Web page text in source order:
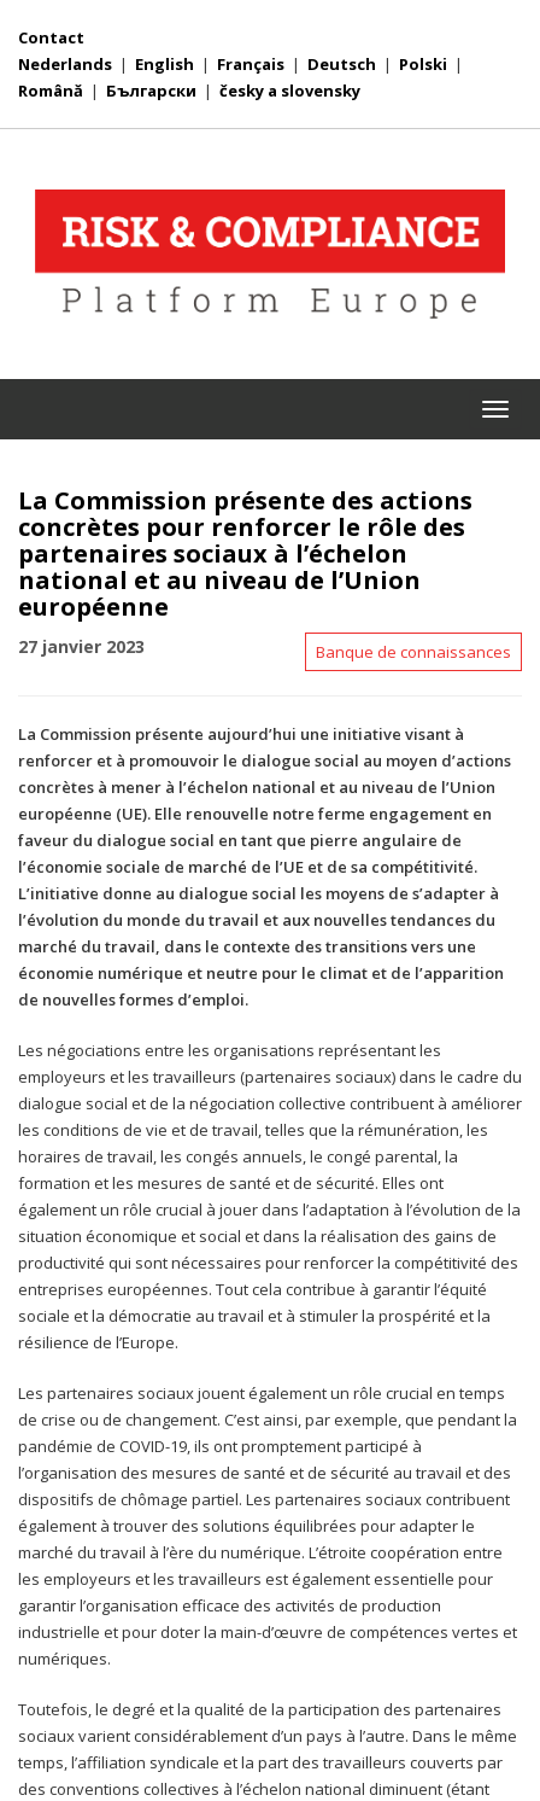
Contact
Nederlands | English | Français | Deutsch | Polski |
Română | Български | česky a slovensky
La Commission présente des actions
concrètes pour renforcer le rôle des
partenaires sociaux à l’échelon
national et au niveau de l’Union
européenne
27 janvier 2023 Banque de connaissances
La Commission présente aujourd’hui une initiative visant à
renforcer et à promouvoir le dialogue social au moyen d’actions
concrètes à mener à l’échelon national et au niveau de l’Union
européenne (UE). Elle renouvelle notre ferme engagement en
faveur du dialogue social en tant que pierre angulaire de
l’économie sociale de marché de l’UE et de sa compétitivité.
L’initiative donne au dialogue social les moyens de s’adapter à
l’évolution du monde du travail et aux nouvelles tendances du
marché du travail, dans le contexte des transitions vers une
économie numérique et neutre pour le climat et de l’apparition
de nouvelles formes d’emploi.
Les négociations entre les organisations représentant les
employeurs et les travailleurs (partenaires sociaux) dans le cadre du
dialogue social et de la négociation collective contribuent à améliorer
les conditions de vie et de travail, telles que la rémunération, les
horaires de travail, les congés annuels, le congé parental, la
formation et les mesures de santé et de sécurité. Elles ont
également un rôle crucial à jouer dans l’adaptation à l’évolution de la
situation économique et social et dans la réalisation des gains de
productivité qui sont nécessaires pour renforcer la compétitivité des
entreprises européennes. Tout cela contribue à garantir l’équité
sociale et la démocratie au travail et à stimuler la prospérité et la
résilience de l’Europe.
Les partenaires sociaux jouent également un rôle crucial en temps
de crise ou de changement. C’est ainsi, par exemple, que pendant la
pandémie de COVID-19, ils ont promptement participé à
l’organisation des mesures de santé et de sécurité au travail et des
dispositifs de chômage partiel. Les partenaires sociaux contribuent
également à trouver des solutions équilibrées pour adapter le
marché du travail à l’ère du numérique. L’étroite coopération entre
les employeurs et les travailleurs est également essentielle pour
garantir l’organisation efficace des activités de production
industrielle et pour doter la main-d’œuvre de compétences vertes et
numériques.
Toutefois, le degré et la qualité de la participation des partenaires
sociaux varient considérablement d’un pays à l’autre. Dans le même
temps, l’affiliation syndicale et la part des travailleurs couverts par
des conventions collectives à l’échelon national diminuent (étant